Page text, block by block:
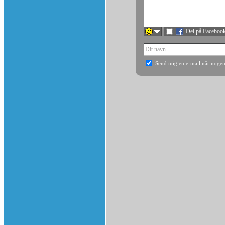
Del på
Send mig en e-mail når